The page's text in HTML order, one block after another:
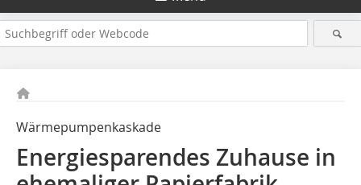
Wärmepumpenkaskade
Energiesparendes Zuhause in